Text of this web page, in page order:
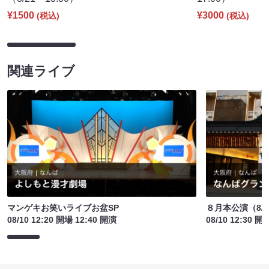
¥1500 (税込)
¥3000 (税込)
関連ライブ
マンゲキお笑いライブお盆SP
08/10 12:20 開場 12:40 開演
８月本公演（8/
08/10 12:30 開